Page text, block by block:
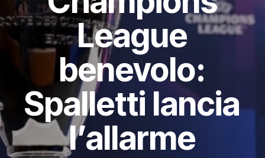
League
benevolo:
Spalletti lancia
l’allarme